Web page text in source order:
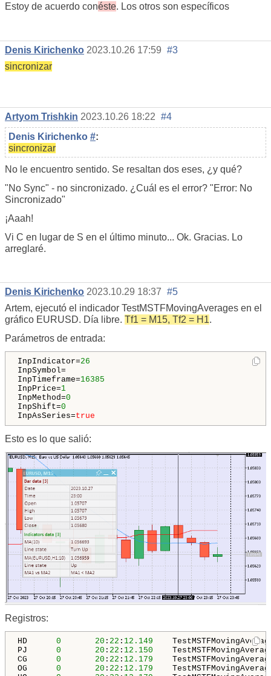
Estoy de acuerdo conéste. Los otros son específicos
Denis Kirichenko 2023.10.26 17:59 #3
sincronizar
Artyom Trishkin 2023.10.26 18:22 #4
Denis Kirichenko #:
sincronizar
No le encuentro sentido. Se resaltan dos eses, ¿y qué?
"No Sync" - no sincronizado. ¿Cuál es el error? "Error: No
Sincronizado"
¡Aaah!
Vi C en lugar de S en el último minuto... Ok. Gracias. Lo
arreglaré.
Denis Kirichenko 2023.10.29 18:37 #5
Artem, ejecutó el indicador TestMSTFMovingAverages en el
gráfico EURUSD. Día libre. Tf1 = M15, Tf2 = H1.
Parámetros de entrada:
InpIndicator=26
InpSymbol=
InpTimeframe=16385
InpPrice=1
InpMethod=0
InpShift=0
InpAsSeries=true
Esto es lo que salió:
Registros:
HD 0 20 : 22 : 12.149
PJ 0 20 : 22 : 12.150
CG 0 20 : 22 : 12.179
OG 0 20 : 22 : 12.179